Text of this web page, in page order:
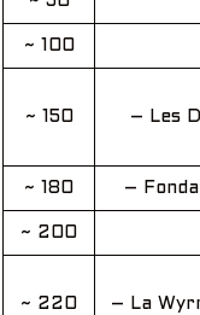
~ 100
~ 150
– Les
~ 180 –
~ 200
~ 220
– La